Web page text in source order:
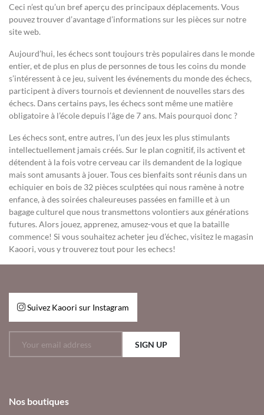
Ceci n’est qu’un bref aperçu des principaux déplacements. Vous
pouvez trouver d’avantage d’informations sur les pièces sur notre
site web.
Aujourd’hui, les échecs sont toujours très populaires dans le monde
entier, et de plus en plus de personnes de tous les coins du monde
s’intéressent à ce jeu, suivent les événements du monde des échecs,
participent à divers tournois et deviennent de nouvelles stars des
échecs. Dans certains pays, les échecs sont même une matière
obligatoire à l’école depuis l’âge de 7 ans. Mais pourquoi donc ?
Les échecs sont, entre autres, l’un des jeux les plus stimulants
intellectuellement jamais créés. Sur le plan cognitif, ils activent et
détendent à la fois votre cerveau car ils demandent de la logique
mais sont amusants à jouer. Tous ces bienfaits sont réunis dans un
echiquier en bois de 32 pièces sculptées qui nous ramène à notre
enfance, à des soirées chaleureuses passées en famille et à un
bagage culturel que nous transmettons volontiers aux générations
futures. Alors jouez, apprenez, amusez-vous et que la bataille
commence! Si vous souhaitez acheter jeu d’échec, visitez le magasin
Kaoori, vous y trouverez tout pour les echecs!
Suivez Kaoori sur Instagram
SIGN UP
Nos boutiques